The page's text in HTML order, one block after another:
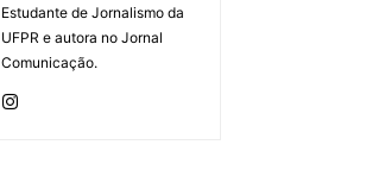
Estudante de Jornalismo da
UFPR e autora no Jornal
Comunicação.